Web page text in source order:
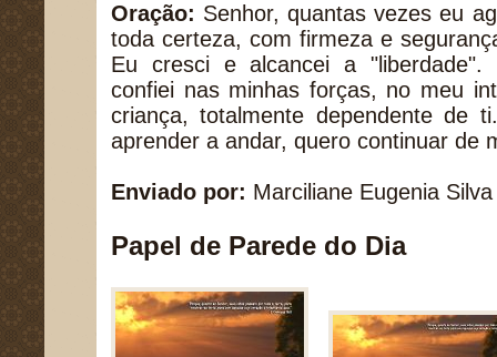
Oração: Senhor, quantas vezes eu
toda certeza, com firmeza e
Eu cresci e alcancei a "liberdade".
confiei nas minhas forças, no meu
criança, totalmente dependente de
aprender a andar, quero continuar de
Enviado por: Marciliane Eugenia Silva
Papel de Parede do Dia